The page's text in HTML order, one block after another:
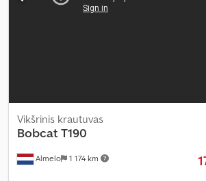
Almelo 1 174 km
Vikšrinis krautuvas
Bobcat T190